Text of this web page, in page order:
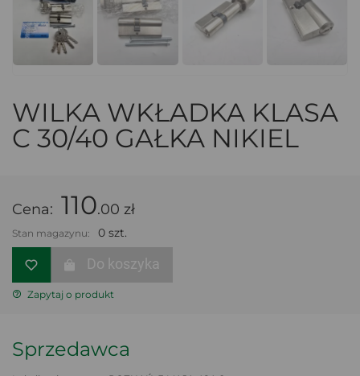
WILKA WKŁADKA KLASA
C 30/40 GAŁKA NIKIEL
Cena: 110.00 zł
Stan magazynu: 0 szt.
Do koszyka
Zapytaj o produkt
Sprzedawca